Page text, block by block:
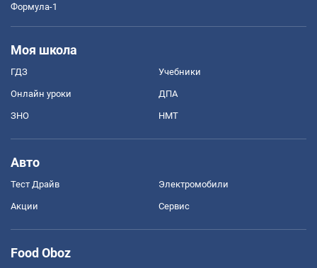
Формула-1
Моя школа
ГДЗ Учебники
Онлайн уроки ДПА
ЗНО НМТ
Авто
Тест Драйв Электромобили
Акции Сервис
Food Oboz